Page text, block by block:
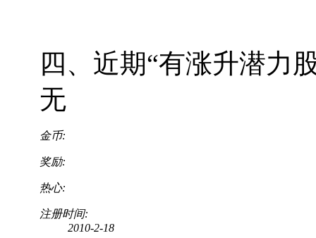
四、近期“有涨升潜力
无
金币:
奖励:
热心:
注册时间:
2010-2-18